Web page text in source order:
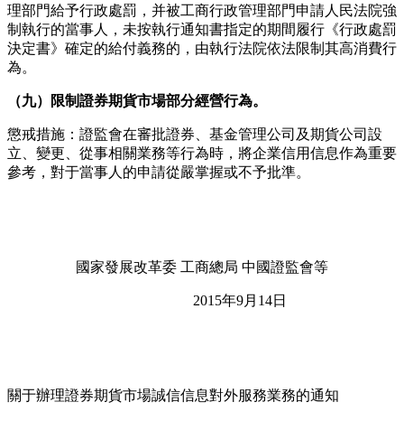
理部門給予行政處罰，并被工商行政管理部門申請人民法院強
制執行的當事人，未按執行通知書指定的期間履行《行政處罰
決定書》確定的給付義務的，由執行法院依法限制其高消費行
為。
（九）限制證券期貨市場部分經營行為。
懲戒措施：證監會在審批證券、基金管理公司及期貨公司設
立、變更、從事相關業務等行為時，將企業信用信息作為重要
參考，對于當事人的申請從嚴掌握或不予批準。
國家發展改革委 工商總局 中國證監會等
2015年9月14日
關于辦理證券期貨市場誠信信息對外服務業務的通知